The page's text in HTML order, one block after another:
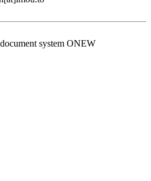
system ONEW